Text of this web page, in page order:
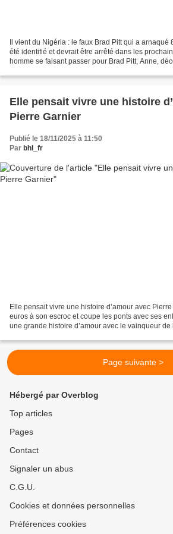
Il vient du Nigéria : le faux Brad Pitt qui a arnaqué
été identifié et devrait être arrêté dans les
homme se faisant passer pour Brad Pitt, Anne,
Elle pensait vivre une histoire
Pierre Garnier
Publié le 18/11/2025 à 11:50
Par bhl_fr
Elle pensait vivre une histoire d’amour avec
euros à son escroc et coupe les ponts avec ses
une grande histoire d’amour avec le vainqueur de
Page suivante >
Hébergé par Overblog
Top articles
Pages
Contact
Signaler un abus
C.G.U.
Cookies et données personnelles
Préférences cookies